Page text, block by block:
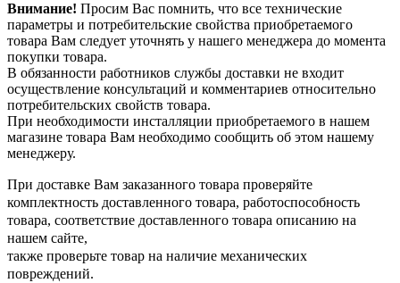
Внимание! Просим Вас помнить, что все технические
параметры и потребительские свойства приобретаемого
товара Вам следует уточнять у нашего менеджера до момента
покупки товара.
В обязанности работников службы доставки не входит
осуществление консультаций и комментариев относительно
потребительских свойств товара.
При необходимости инсталляции приобретаемого в нашем
магазине товара Вам необходимо сообщить об этом нашему
менеджеру.
При доставке Вам заказанного товара проверяйте
комплектность доставленного товара, работоспособность
товара, соответствие доставленного товара описанию на
нашем сайте,
также проверьте товар на наличие механических
повреждений.